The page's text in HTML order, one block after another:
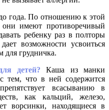
года. По отношению к этой
имеют противоречивый
ребенку раз в полторы
возможности усвоиться
для грудничка.
детей? Каша из манки
тем, что в ней содержится
всасыванию в
как кальций, железо,
ворсинки, находящиеся в